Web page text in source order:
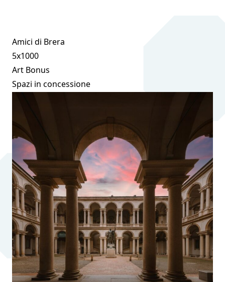
Amici di Brera
5x1000
Art Bonus
Spazi in concessione